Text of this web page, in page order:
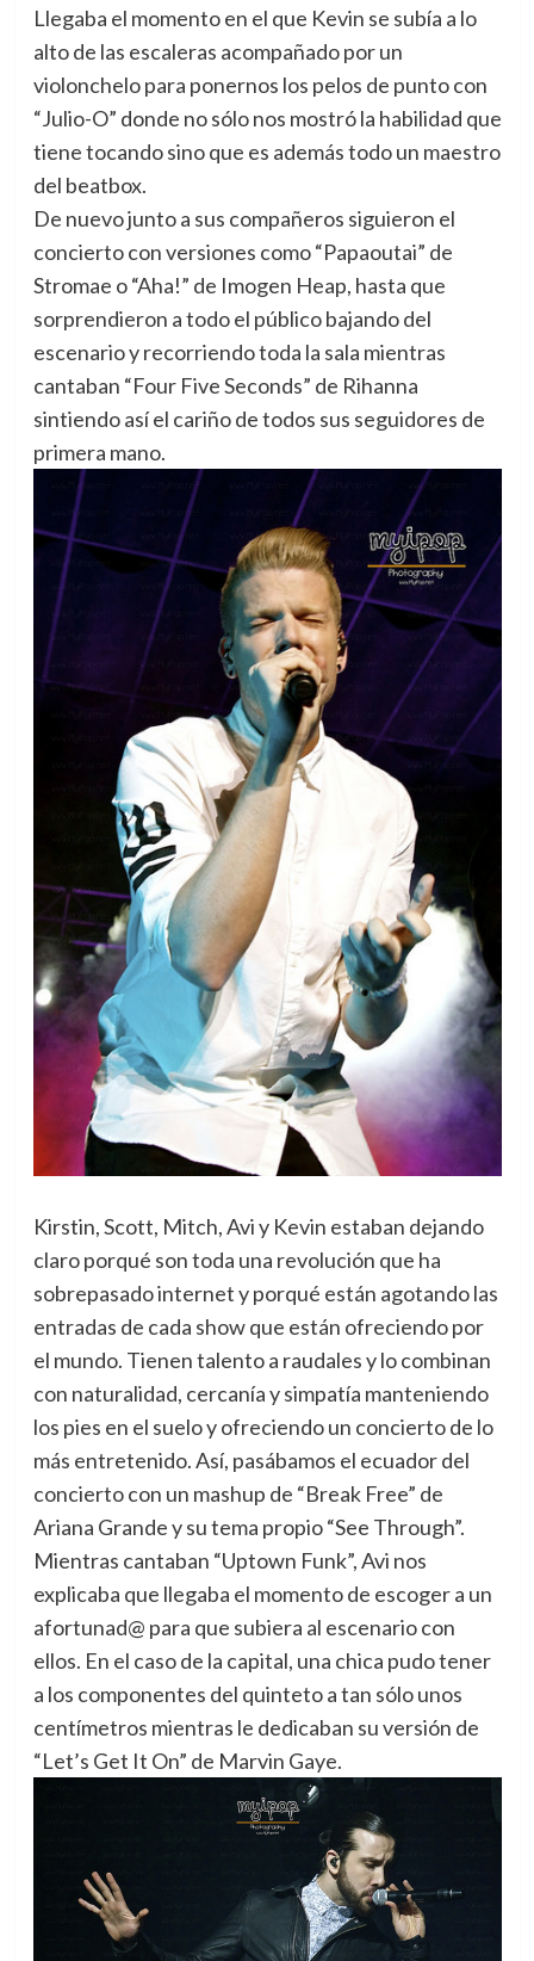
Llegaba el momento en el que Kevin se subía a lo
alto de las escaleras acompañado por un
violonchelo para ponernos los pelos de punto con
“Julio-O” donde no sólo nos mostró la habilidad que
tiene tocando sino que es además todo un maestro
del beatbox.
De nuevo junto a sus compañeros siguieron el
concierto con versiones como “Papaoutai” de
Stromae o “Aha!” de Imogen Heap, hasta que
sorprendieron a todo el público bajando del
escenario y recorriendo toda la sala mientras
cantaban “Four Five Seconds” de Rihanna
sintiendo así el cariño de todos sus seguidores de
primera mano.
Kirstin, Scott, Mitch, Avi y Kevin estaban dejando
claro porqué son toda una revolución que ha
sobrepasado internet y porqué están agotando las
entradas de cada show que están ofreciendo por
el mundo. Tienen talento a raudales y lo combinan
con naturalidad, cercanía y simpatía manteniendo
los pies en el suelo y ofreciendo un concierto de lo
más entretenido. Así, pasábamos el ecuador del
concierto con un mashup de “Break Free” de
Ariana Grande y su tema propio “See Through”.
Mientras cantaban “Uptown Funk”, Avi nos
explicaba que llegaba el momento de escoger a un
afortunad@ para que subiera al escenario con
ellos. En el caso de la capital, una chica pudo tener
a los componentes del quinteto a tan sólo unos
centímetros mientras le dedicaban su versión de
“Let’s Get It On” de Marvin Gaye.